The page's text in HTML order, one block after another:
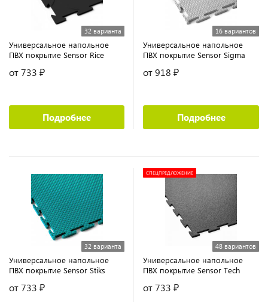
32 варианта
Универсальное напольное
ПВХ покрытие Sensor Rice
от 733 ₽
Подробнее
16 вариантов
Универсальное напольное
ПВХ покрытие Sensor Sigma
от 918 ₽
Подробнее
32 варианта
Универсальное напольное
ПВХ покрытие Sensor Stiks
от 733 ₽
СПЕЦПРЕДЛОЖЕНИЕ
48 вариантов
Универсальное напольное
ПВХ покрытие Sensor Tech
от 733 ₽